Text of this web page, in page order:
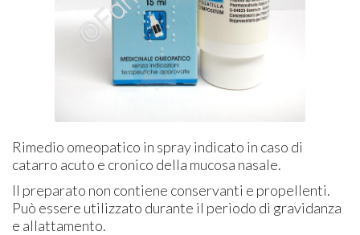
Rimedio omeopatico in spray indicato in caso di
catarro acuto e cronico della mucosa nasale.
Il preparato non contiene conservanti e propellenti.
Può essere utilizzato durante il periodo di gravidanza
e allattamento.